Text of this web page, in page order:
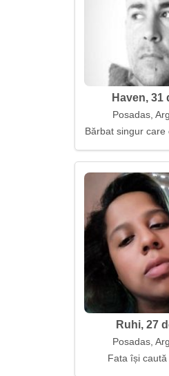
Haven, 31
Posadas,
Bărbat singur care
Ruhi, 27
Posadas,
Fata își